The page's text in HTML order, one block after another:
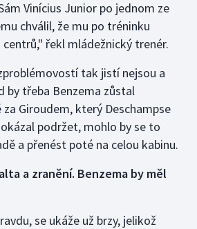
Vinícius Junior po jednom ze
chválil, že mu po tréninku
řekl mládežnický trenér.
tak jistí nejsou a
by třeba Benzema zůstal
Giroudem, který Deschampse
podržet, mohlo by se to
a přenést poté na celou kabinu.
a zranění. Benzema by měl
se ukáže už brzy, jelikož